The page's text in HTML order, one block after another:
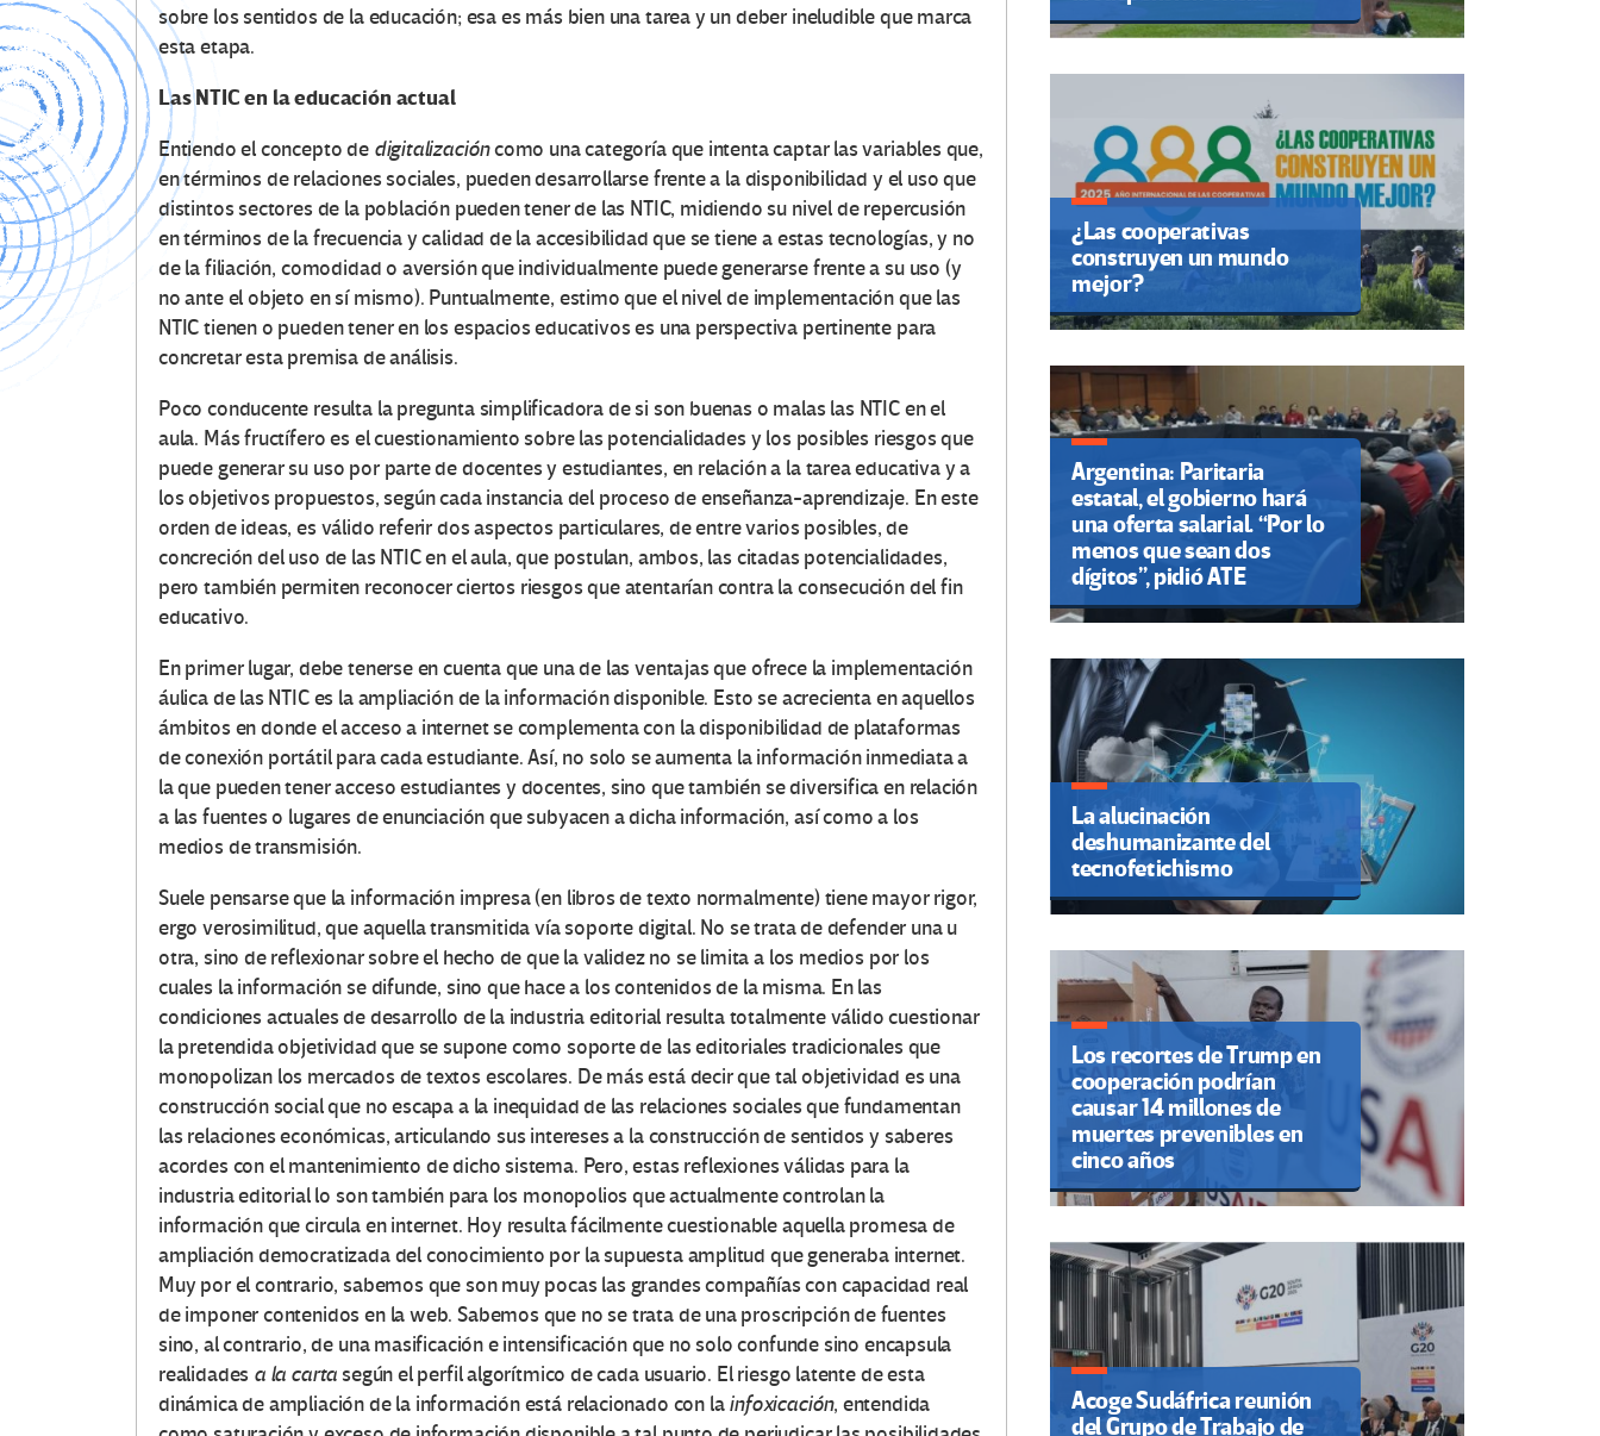
sobre los sentidos de la educación; esa es más bien una tarea y un deber ineludible que marca
esta etapa.
Las NTIC en la educación actual
Entiendo el concepto de digitalizacióncomo una categoría que intenta captar las variables que,
en términos de relaciones sociales, pueden desarrollarse frente a la disponibilidad y el uso que
distintos sectores de la población pueden tener de las NTIC, midiendo su nivel de repercusión
en términos de la frecuencia y calidad de la accesibilidad que se tiene a estas tecnologías, y no
de la filiación, comodidad o aversión que individualmente puede generarse frente a su uso (y
no ante el objeto en sí mismo). Puntualmente, estimo que el nivel de implementación que las
NTIC tienen o pueden tener en los espacios educativos es una perspectiva pertinente para
concretar esta premisa de análisis.
Poco conducente resulta la pregunta simplificadora de si son buenas o malas las NTIC en el
aula. Más fructífero es el cuestionamiento sobre las potencialidades y los posibles riesgos que
puede generar su uso por parte de docentes y estudiantes, en relación a la tarea educativa y a
los objetivos propuestos, según cada instancia del proceso de enseñanza-aprendizaje. En este
orden de ideas, es válido referir dos aspectos particulares, de entre varios posibles, de
concreción del uso de las NTIC en el aula, que postulan, ambos, las citadas potencialidades,
pero también permiten reconocer ciertos riesgos que atentarían contra la consecución del fin
educativo.
En primer lugar, debe tenerse en cuenta que una de las ventajas que ofrece la implementación
áulica de las NTIC es la ampliación de la información disponible. Esto se acrecienta en aquellos
ámbitos en donde el acceso a internet se complementa con la disponibilidad de plataformas
de conexión portátil para cada estudiante. Así, no solo se aumenta la información inmediata a
la que pueden tener acceso estudiantes y docentes, sino que también se diversifica en relación
a las fuentes o lugares de enunciación que subyacen a dicha información, así como a los
medios de transmisión.
Suele pensarse que la información impresa (en libros de texto normalmente) tiene mayor rigor,
ergo verosimilitud, que aquella transmitida vía soporte digital. No se trata de defender una u
otra, sino de reflexionar sobre el hecho de que la validez no se limita a los medios por los
cuales la información se difunde, sino que hace a los contenidos de la misma. En las
condiciones actuales de desarrollo de la industria editorial resulta totalmente válido cuestionar
la pretendida objetividad que se supone como soporte de las editoriales tradicionales que
monopolizan los mercados de textos escolares. De más está decir que tal objetividad es una
construcción social que no escapa a la inequidad de las relaciones sociales que fundamentan
las relaciones económicas, articulando sus intereses a la construcción de sentidos y saberes
acordes con el mantenimiento de dicho sistema. Pero, estas reflexiones válidas para la
industria editorial lo son también para los monopolios que actualmente controlan la
información que circula en internet. Hoy resulta fácilmente cuestionable aquella promesa de
ampliación democratizada del conocimiento por la supuesta amplitud que generaba internet.
Muy por el contrario, sabemos que son muy pocas las grandes compañías con capacidad real
de imponer contenidos en la web. Sabemos que no se trata de una proscripción de fuentes
sino, al contrario, de una masificación e intensificación que no solo confunde sino encapsula
realidades a la carta según el perfil algorítmico de cada usuario. El riesgo latente de esta
dinámica de ampliación de la información está relacionado con lainfoxicación, entendida
¿Las cooperativas
construyen un mundo
mejor?
Argentina: Paritaria
estatal, el gobierno hará
una oferta salarial. “Por lo
menos que sean dos
dígitos”, pidió ATE
La alucinación
deshumanizante del
tecnofetichismo
Los recortes de Trump en
cooperación podrían
causar 14 millones de
muertes prevenibles en
cinco años
Acoge Sudáfrica reunión
del Grupo de Trabajo de